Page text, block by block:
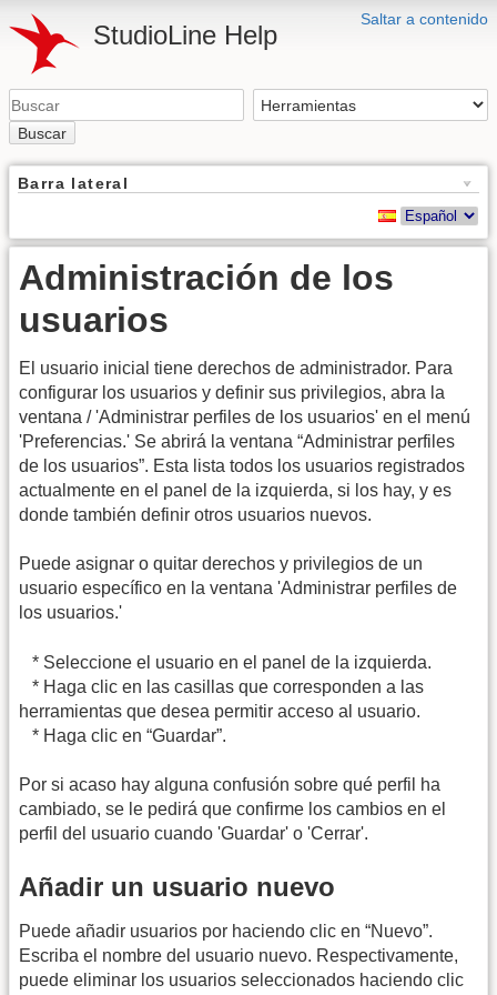
Saltar a contenido
StudioLine Help
Buscar
Barra lateral
Administración de los
usuarios
El usuario inicial tiene derechos de administrador. Para
configurar los usuarios y definir sus privilegios, abra la
ventana / 'Administrar perfiles de los usuarios' en el menú
'Preferencias.' Se abrirá la ventana “Administrar perfiles
de los usuarios”. Esta lista todos los usuarios registrados
actualmente en el panel de la izquierda, si los hay, y es
donde también definir otros usuarios nuevos.
Puede asignar o quitar derechos y privilegios de un
usuario específico en la ventana 'Administrar perfiles de
los usuarios.'
* Seleccione el usuario en el panel de la izquierda.
* Haga clic en las casillas que corresponden a las
herramientas que desea permitir acceso al usuario.
* Haga clic en “Guardar”.
Por si acaso hay alguna confusión sobre qué perfil ha
cambiado, se le pedirá que confirme los cambios en el
perfil del usuario cuando 'Guardar' o 'Cerrar'.
Añadir un usuario nuevo
Puede añadir usuarios por haciendo clic en “Nuevo”.
Escriba el nombre del usuario nuevo. Respectivamente,
puede eliminar los usuarios seleccionados haciendo clic